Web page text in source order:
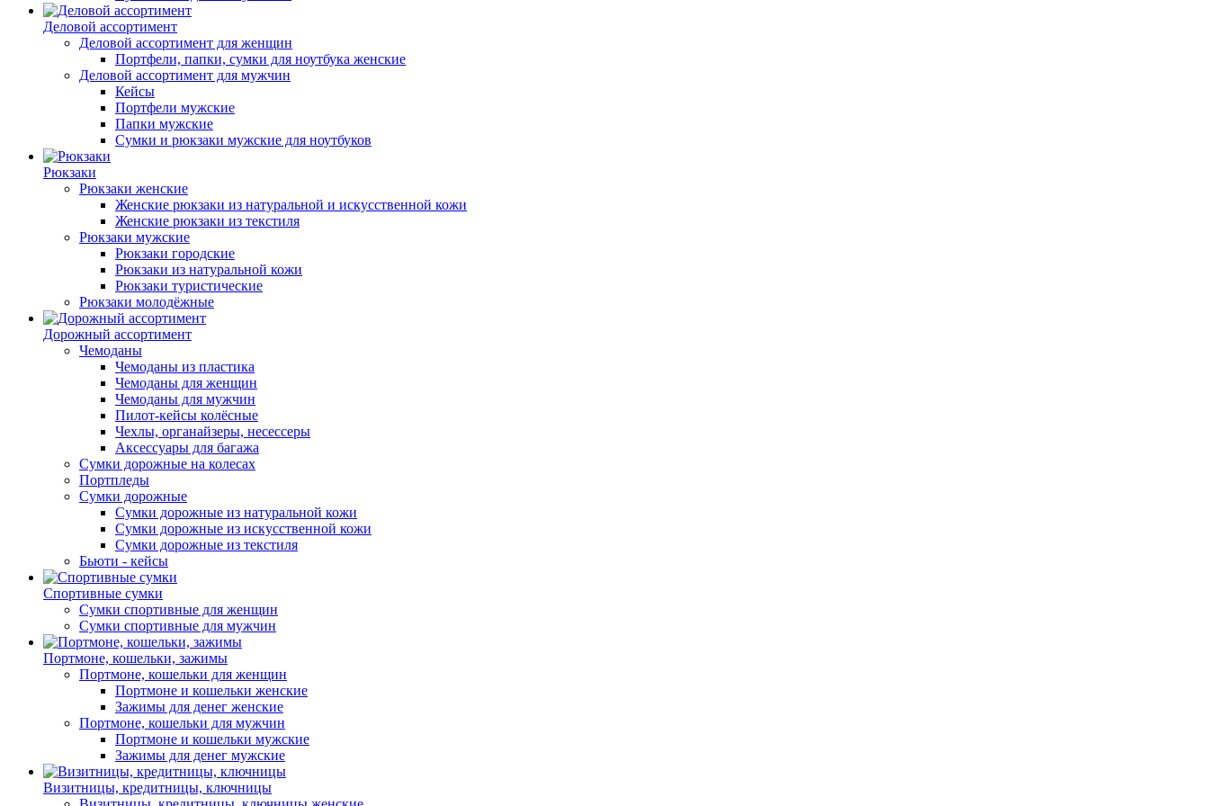
Деловой ассортимент
Деловой ассортимент для женщин
Портфели, папки, сумки для ноутбука женские
Деловой ассортимент для мужчин
Кейсы
Портфели мужские
Папки мужские
Сумки и рюкзаки мужские для ноутбуков
Рюкзаки
Рюкзаки женские
Женские рюкзаки из натуральной и искусственной кожи
Женские рюкзаки из текстиля
Рюкзаки мужские
Рюкзаки городские
Рюкзаки из натуральной кожи
Рюкзаки туристические
Рюкзаки молодёжные
Дорожный ассортимент
Чемоданы
Чемоданы из пластика
Чемоданы для женщин
Чемоданы для мужчин
Пилот-кейсы колёсные
Чехлы, органайзеры, несессеры
Аксессуары для багажа
Сумки дорожные на колесах
Портпледы
Сумки дорожные
Сумки дорожные из натуральной кожи
Сумки дорожные из искусственной кожи
Сумки дорожные из текстиля
Бьюти - кейсы
Спортивные сумки
Сумки спортивные для женщин
Сумки спортивные для мужчин
Портмоне, кошельки, зажимы
Портмоне, кошельки для женщин
Портмоне и кошельки женские
Зажимы для денег женские
Портмоне, кошельки для мужчин
Портмоне и кошельки мужские
Зажимы для денег мужские
Визитницы, кредитницы, ключницы